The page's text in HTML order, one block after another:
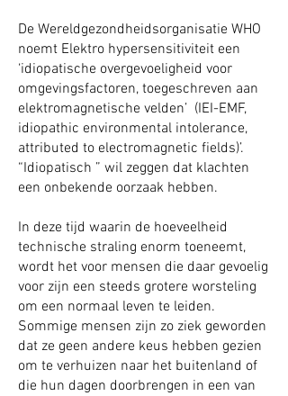
De Wereldgezondheidsorganisatie WHO
noemt Elektro hypersensitiviteit een
‘idiopatische overgevoeligheid voor
omgevingsfactoren, toegeschreven aan
elektromagnetische velden’ (IEI-EMF,
idiopathic environmental intolerance,
attributed to electromagnetic fields)’.
“Idiopatisch ” wil zeggen dat klachten
een onbekende oorzaak hebben.
In deze tijd waarin de hoeveelheid
technische straling enorm toeneemt,
wordt het voor mensen die daar gevoelig
voor zijn een steeds grotere worsteling
om een normaal leven te leiden.
Sommige mensen zijn zo ziek geworden
dat ze geen andere keus hebben gezien
om te verhuizen naar het buitenland of
die hun dagen doorbrengen in een van